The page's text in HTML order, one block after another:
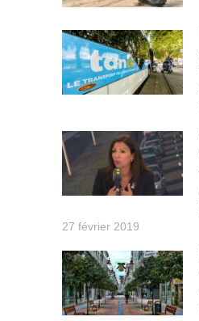
27 février 2019